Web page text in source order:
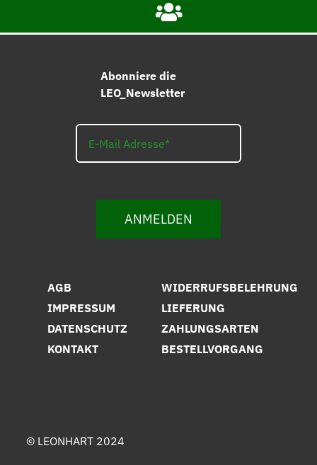
Abonniere die
LEO_Newsletter
ANMELDEN
AGB
IMPRESSUM
DATENSCHUTZ
KONTAKT
WIDERRUFSBELEHRUNG
LIEFERUNG
ZAHLUNGSARTEN
BESTELLVORGANG
© LEONHART 2024